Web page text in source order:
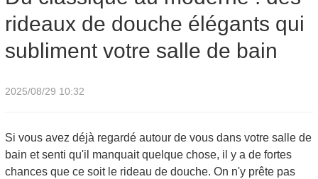
subliment votre salle de bain
rideaux de douche élégants qui
subliment votre salle de bain
2025/08/29 10:32
Si vous avez déjà regardé autour de vous dans votre salle de
bain et senti qu'il manquait quelque chose, il y a de fortes
chances que ce soit le rideau de douche. On n'y prête pas